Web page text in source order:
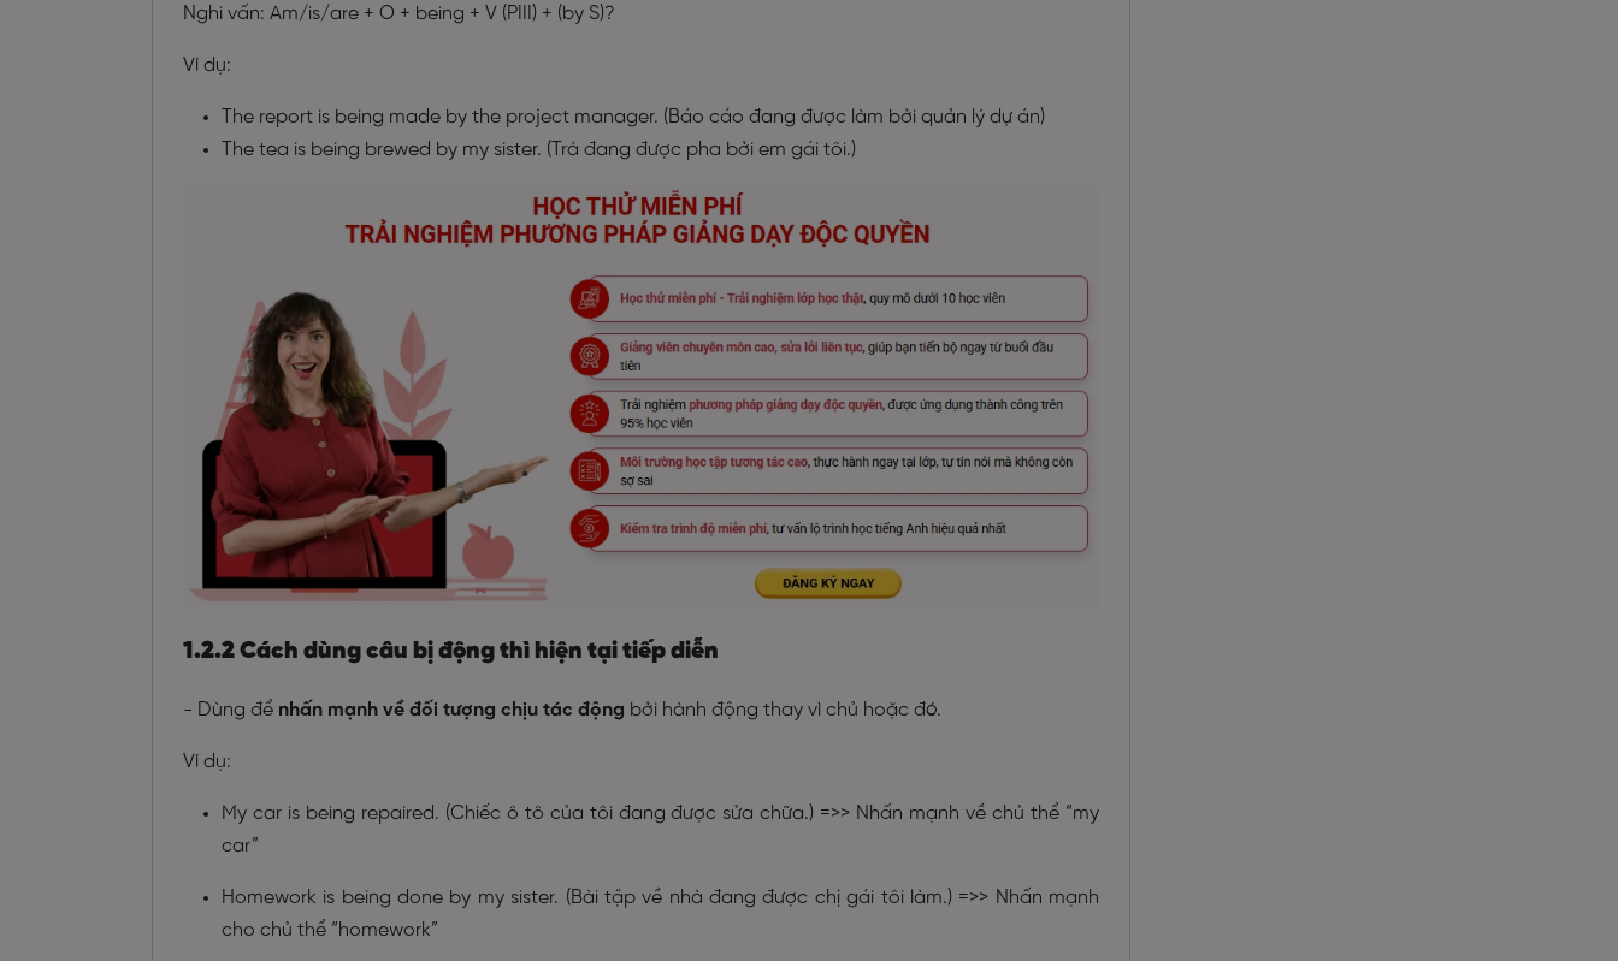
Nghi vấn: Am/is/are + O + being + V (PIII) + (by S)?
Ví dụ:
The report is being made by the project manager. (Báo cáo đang được làm bởi quản lý dự án)
The tea is being brewed by my sister. (Trà đang được pha bởi em gái tôi.)
1.2.2 Cách dùng câu bị động thì hiện tại tiếp diễn
- Dùng để nhấn mạnh về đối tượng chịu tác động bởi hành động thay vì chủ hoặc đó.
Ví dụ:
My car is being repaired. (Chiếc ô tô của tôi đang được sửa chữa.) =>> Nhấn mạnh về chủ thể “my
car”
Homework is being done by my sister. (Bài tập về nhà đang được chị gái tôi làm.) =>> Nhấn mạnh
cho chủ thể “homework”